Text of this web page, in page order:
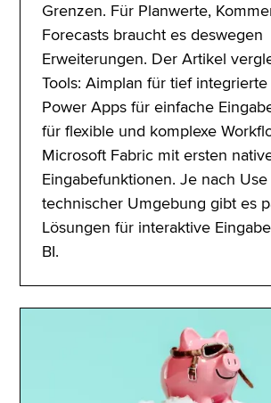
Grenzen. Für Planwerte,
Forecasts braucht es deswegen
Erweiterungen. Der Artikel
Tools: Aimplan für tief
Power Apps für einfache
für flexible und komplexe
Microsoft Fabric mit ersten
Eingabefunktionen. Je nach
technischer Umgebung gibt es
Lösungen für interaktive
BI.